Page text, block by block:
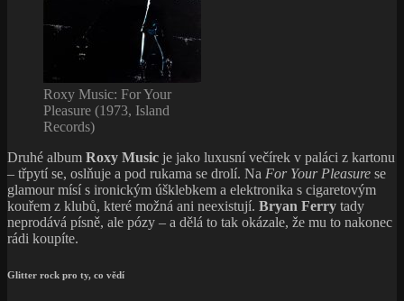
Roxy Music: For Your
Pleasure (1973, Island
Records)
Druhé album Roxy Music je jako luxusní večírek v paláci z kartonu
– třpytí se, oslňuje a pod rukama se drolí. Na For Your Pleasure se
glamour mísí s ironickým úšklebkem a elektronika s cigaretovým
kouřem z klubů, které možná ani neexistují. Bryan Ferry tady
neprodává písně, ale pózy – a dělá to tak okázale, že mu to nakonec
rádi koupíte.
Glitter rock pro ty, co vědí